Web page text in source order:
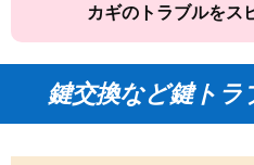
カギのトラブルをス
鍵交換など鍵トラ